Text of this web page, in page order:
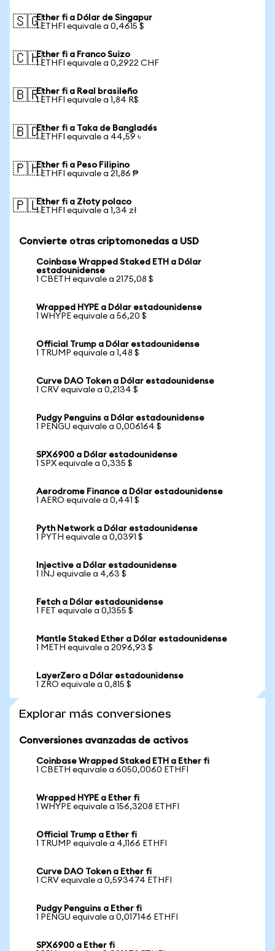
🇸🇬Ether fi a Dólar de Singapur
1 ETHFI equivale a 0,4615 $
🇨🇭Ether fi a Franco Suizo
1 ETHFI equivale a 0,2922 CHF
🇧🇷Ether fi a Real brasileño
1 ETHFI equivale a 1,84 R$
🇧🇩Ether fi a Taka de Bangladés
1 ETHFI equivale a 44,59 ৳
🇵🇭Ether fi a Peso Filipino
1 ETHFI equivale a 21,86 ₱
🇵🇱Ether fi a Złoty polaco
1 ETHFI equivale a 1,34 zł
Convierte otras criptomonedas a USD
Coinbase Wrapped Staked ETH a Dólar
estadounidense
1 CBETH equivale a 2175,08 $
Wrapped HYPE a Dólar estadounidense
1 WHYPE equivale a 56,20 $
Official Trump a Dólar estadounidense
1 TRUMP equivale a 1,48 $
Curve DAO Token a Dólar estadounidense
1 CRV equivale a 0,2134 $
Pudgy Penguins a Dólar estadounidense
1 PENGU equivale a 0,006164 $
SPX6900 a Dólar estadounidense
1 SPX equivale a 0,335 $
Aerodrome Finance a Dólar estadounidense
1 AERO equivale a 0,441 $
Pyth Network a Dólar estadounidense
1 PYTH equivale a 0,0391 $
Injective a Dólar estadounidense
1 INJ equivale a 4,63 $
Fetch a Dólar estadounidense
1 FET equivale a 0,1355 $
Mantle Staked Ether a Dólar estadounidense
1 METH equivale a 2096,93 $
LayerZero a Dólar estadounidense
1 ZRO equivale a 0,815 $
Explorar más conversiones
Conversiones avanzadas de activos
Coinbase Wrapped Staked ETH a Ether fi
1 CBETH equivale a 6050,0060 ETHFI
Wrapped HYPE a Ether fi
1 WHYPE equivale a 156,3208 ETHFI
Official Trump a Ether fi
1 TRUMP equivale a 4,1166 ETHFI
Curve DAO Token a Ether fi
1 CRV equivale a 0,593474 ETHFI
Pudgy Penguins a Ether fi
1 PENGU equivale a 0,017146 ETHFI
SPX6900 a Ether fi